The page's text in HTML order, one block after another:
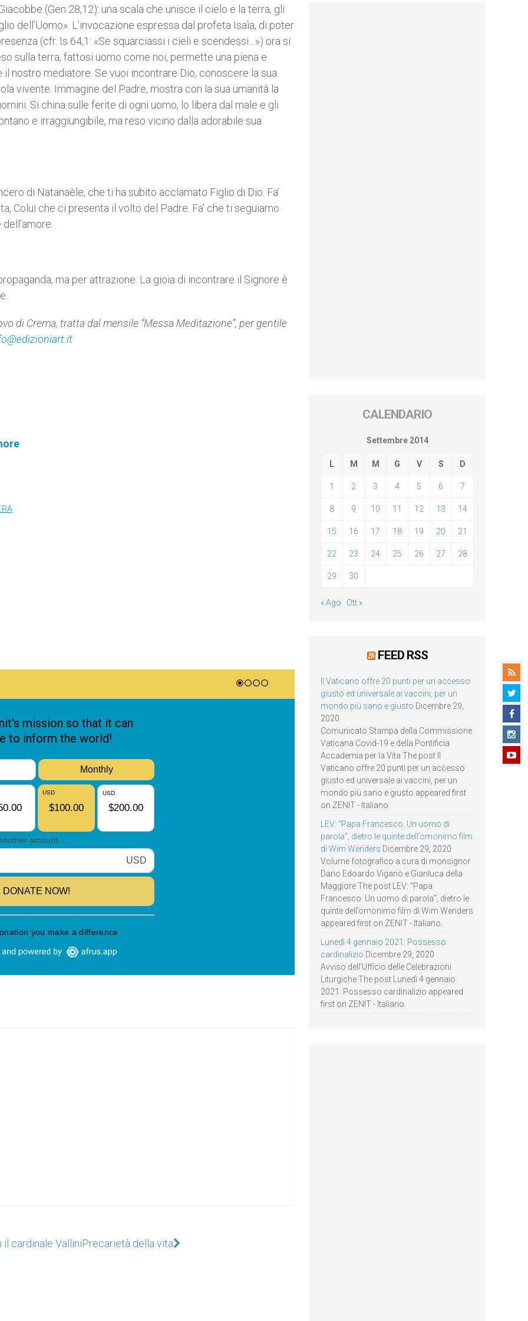
(Gen 28,12): una scala che unisce il cielo e la terra, gli
dell’Uomo». L’invocazione espressa dal profeta Isaìa, di poter
(cfr. Is 64,1: «Se squarciassi i cieli e scendessi…») ora si
sulla terra, fattosi uomo come noi, permette una piena e
nostro mediatore. Se vuoi incontrare Dio, conoscere la sua
vivente. Immagine del Padre, mostra con la sua umanità la
Si china sulle ferite di ogni uomo, lo libera dal male e gli
e irraggiungibile, ma reso vicino dalla adorabile sua
di Natanaèle, che ti ha subito acclamato Figlio di Dio. Fa’
Colui che ci presenta il volto del Padre. Fa’ che ti seguiamo
ma per attrazione. La gioia di incontrare il Signore è
di Crema, tratta dal mensile “Messa Meditazione”, per gentile
cardinale ValliniPrecarietà della vita
CALENDARIO
Settembre 2014
L M M G V S D
1 2 3 4 5 6 7
8 9 10 11 12 13 14
15 16 17 18 19 20 21
22 23 24 25 26 27 28
29 30
« Ago Ott »
FEED RSS
Il Vaticano offre 20 punti per un accesso
giusto ed universale ai vaccini, per un
mondo più sano e giusto Dicembre 29,
2020
Comunicato Stampa della Commissione
Vaticana Covid-19 e della Pontificia
Accademia per la Vita The post Il
Vaticano offre 20 punti per un accesso
giusto ed universale ai vaccini, per un
mondo più sano e giusto appeared first
on ZENIT - Italiano.
LEV: “Papa Francesco. Un uomo di
parola”, dietro le quinte dell’omonimo film
di Wim Wenders Dicembre 29, 2020
Volume fotografico a cura di monsignor
Dario Edoardo Viganò e Gianluca della
Maggiore The post LEV: “Papa
Francesco. Un uomo di parola”, dietro le
quinte dell’omonimo film di Wim Wenders
appeared first on ZENIT - Italiano.
Lunedì 4 gennaio 2021: Possesso
cardinalizio Dicembre 29, 2020
Avviso dell’Ufficio delle Celebrazioni
Liturgiche The post Lunedì 4 gennaio
2021: Possesso cardinalizio appeared
first on ZENIT - Italiano.